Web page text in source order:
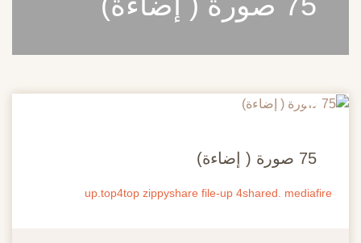
20
75 صورة ( إضاءة)
up.top4top zippyshare file-up 4shared. mediafire